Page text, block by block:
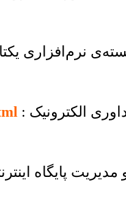
نرم‌افزاری
الکترونیک
پایگاه